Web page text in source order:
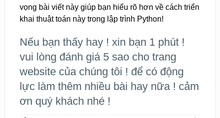
vọng bài viết này giúp bạn hiểu rõ hơn về cách triển
khai thuật toán này trong lập trình Python!
Nếu bạn thấy hay ! xin bạn 1 phút !
vui lòng đánh giá 5 sao cho trang
website của chúng tôi ! để có động
lực làm thêm nhiều bài hay nữa ! cảm
ơn quý khách nhé !